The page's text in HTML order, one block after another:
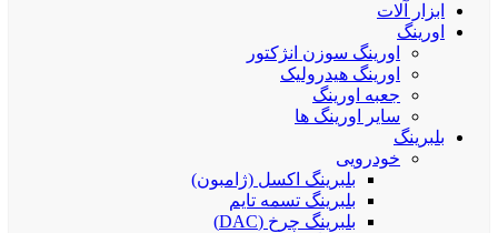
ابزار آلات
اورینگ
اورینگ سوزن انژکتور
اورینگ هیدرولیک
جعبه اورینگ
سایر اورینگ ها
بلبرینگ
خودرویی
بلبرینگ اکسل (ژامبون)
بلبرینگ تسمه تایم
بلبرینگ چرخ (DAC)